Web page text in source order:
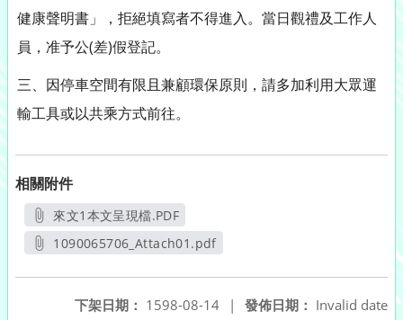
健康聲明書」，拒絕填寫者不得進入。當日觀禮及工作人
員，准予公(差)假登記。
三、因停車空間有限且兼顧環保原則，請多加利用大眾運
輸工具或以共乘方式前往。
相關附件
來文1本文呈現檔.PDF
另開新視窗
1090065706_Attach01.pdf
發佈日期： Invalid date
下架日期： 1598-08-14
|